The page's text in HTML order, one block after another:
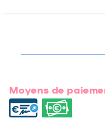
Moyens de